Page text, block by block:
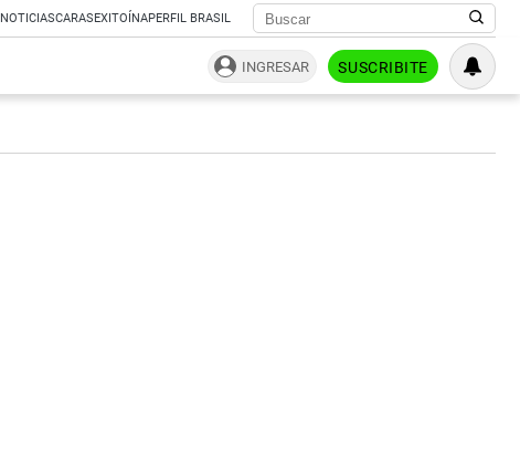
NOTICIASCARASEXITOÍNAPERFIL BRASIL
INGRESAR SUSCRIBITE